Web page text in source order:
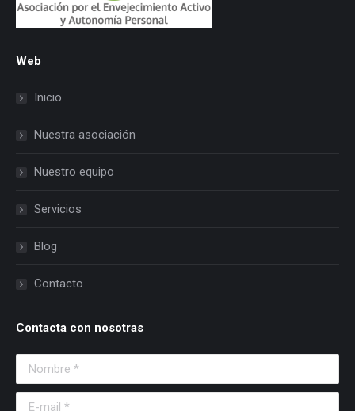
Web
Inicio
Nuestra asociación
Nuestro equipo
Servicios
Blog
Contacto
Contacta con nosotras
Nombre *
E-mail *